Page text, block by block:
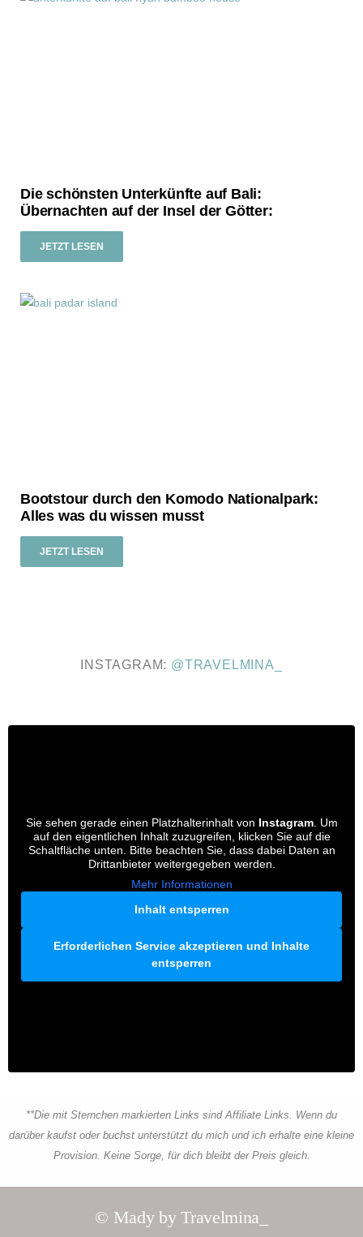
Die schönsten Unterkünfte auf Bali:
Übernachten auf der Insel der Götter:
JETZT LESEN
Bootstour durch den Komodo Nationalpark:
Alles was du wissen musst
JETZT LESEN
INSTAGRAM: @TRAVELMINA_
Sie sehen gerade einen Platzhalterinhalt von Instagram. Um
auf den eigentlichen Inhalt zuzugreifen, klicken Sie auf die
Schaltfläche unten. Bitte beachten Sie, dass dabei Daten an
Drittanbieter weitergegeben werden.
Mehr Informationen
Inhalt entsperren
Erforderlichen Service akzeptieren und Inhalte
entsperren
**Die mit Sternchen markierten Links sind Affiliate Links. Wenn du
darüber kaufst oder buchst unterstützt du mich und ich erhalte eine kleine
Provision. Keine Sorge, für dich bleibt der Preis gleich.
© Mady by Travelmina_